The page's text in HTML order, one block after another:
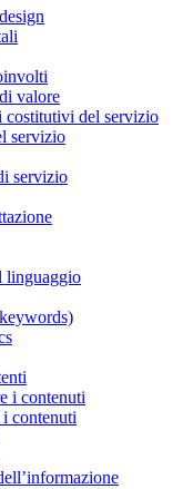
valore
costitutivi del servizio
servizio
servizio
linguaggio
i contenuti
contenuti